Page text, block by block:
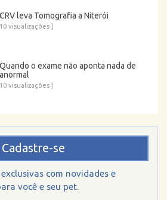
CRV leva Tomografia a Niterói
10 visualizações
Quando o exame não aponta nada de
anormal
10 visualizações
Cadastre-se
com novidades e
você e seu pet.